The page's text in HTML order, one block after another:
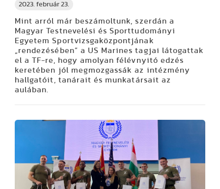
2023. február 23.
Mint arról már beszámoltunk, szerdán a
Magyar Testnevelési és Sporttudományi
Egyetem Sportvizsgaközpontjának
„rendezésében” a US Marines tagjai látogattak
el a TF-re, hogy amolyan félévnyitó edzés
keretében jól megmozgassák az intézmény
hallgatóit, tanárait és munkatársait az
aulában.